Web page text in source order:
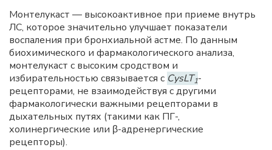
Монтелукаст — высокоактивное при приеме внутрь
ЛС, которое значительно улучшает показатели
воспаления при бронхиальной астме. По данным
биохимического и фармакологического анализа,
монтелукаст с высоким сродством и
избирательностью связывается с CysLT1-
рецепторами, не взаимодействуя с другими
фармакологически важными рецепторами в
дыхательных путях (такими как ПГ-,
холинергические или β-адренергические
рецепторы).